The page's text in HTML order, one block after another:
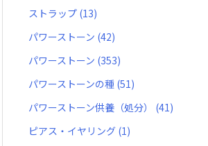
ストラップ (13)
パワーストーン (42)
パワーストーン (353)
パワーストーンの種 (51)
パワーストーン供養（処分） (41)
ピアス・イヤリング (1)